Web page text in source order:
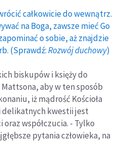
całkowicie do wewnątrz.
na Boga, zawsze mieć Go
o sobie, aż znajdzie
(Sprawdź:Rozwój duchowy)
biskupów i księży do
aby w ten sposób
iż mądrość Kościoła
kwestii jest
współczucia. - Tylko
pytania człowieka, na